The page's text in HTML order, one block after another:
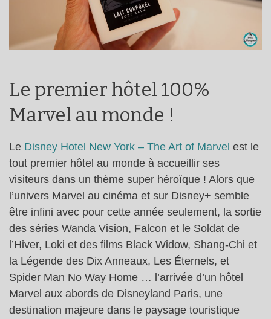
Le premier hôtel 100%
Marvel au monde !
Le Disney Hotel New York – The Art of Marvel est le
tout premier hôtel au monde à accueillir ses
visiteurs dans un thème super héroïque ! Alors que
l’univers Marvel au cinéma et sur Disney+ semble
être infini avec pour cette année seulement, la sortie
des séries Wanda Vision, Falcon et le Soldat de
l’Hiver, Loki et des films Black Widow, Shang-Chi et
la Légende des Dix Anneaux, Les Éternels, et
Spider Man No Way Home … l’arrivée d’un hôtel
Marvel aux abords de Disneyland Paris, une
destination majeure dans le paysage touristique